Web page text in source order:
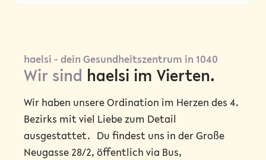
haelsi - dein Gesundheitszentrum in 1040
Wir sind haelsi im Vierten.
Wir haben unsere Ordination im Herzen des 4.
Bezirks mit viel Liebe zum Detail
ausgestattet. Du findest uns in der Große
Neugasse 28/2, öffentlich via Bus,